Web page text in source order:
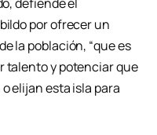
por ofrecer un
la población, “que es
talento y potenciar que
elijan esta isla para